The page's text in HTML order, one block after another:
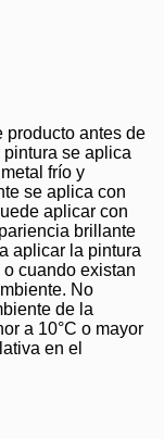
producto antes de
se aplica
frío y
se aplica con
aplicar con
brillante
aplicar la pintura
cuando existan
No
de la
a 10°C o mayor
en el